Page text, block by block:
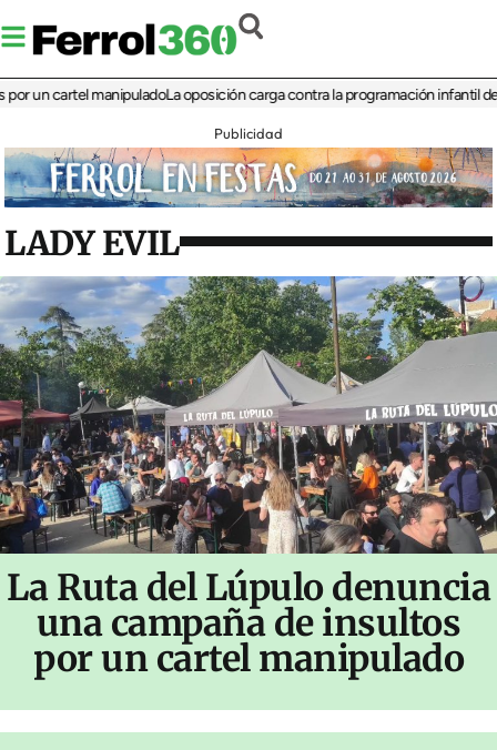
cartel manipuladoLa oposición carga contra la programación infantil de la
Publicidad
LADY EVIL
La Ruta del Lúpulo denuncia
una campaña de insultos
por un cartel manipulado